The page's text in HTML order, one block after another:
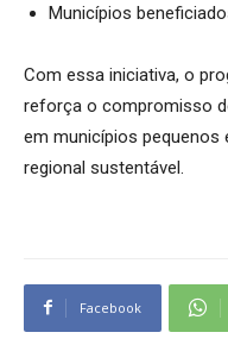
Municípios
Com essa iniciativa, o
reforça o compromisso
em municípios pequenos
regional sustentável.
Facebook